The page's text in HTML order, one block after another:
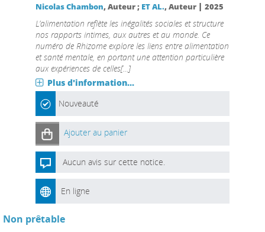
Nicolas Chambon, Auteur ; ET AL., Auteur | 2025
L’alimentation reflète les inégalités sociales et structure
nos rapports intimes, aux autres et au monde. Ce
numéro de Rhizome explore les liens entre alimentation
et santé mentale, en portant une attention particulière
aux expériences de celles[...]
Plus d'information...
Nouveauté
Ajouter au panier
Aucun avis sur cette notice.
En ligne
Non prêtable